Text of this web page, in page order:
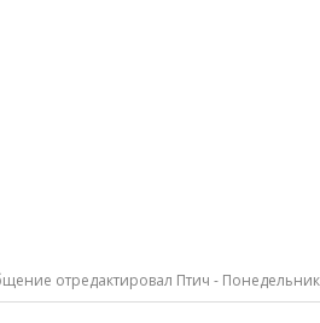
отредактировал Птич -